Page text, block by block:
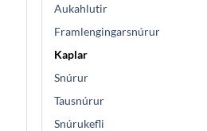
Aukahlutir
Framlengingarsnúrur
Kaplar
Snúrur
Tausnúrur
Snúrukefli
Snúra m/kló 3×1 2M
1.495